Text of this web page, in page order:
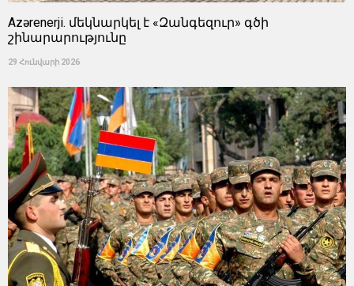
Azərenerji. մեկնարկել է «Զանգեզուր» գծի
շինարարությունը
29 Հունվարի 2026